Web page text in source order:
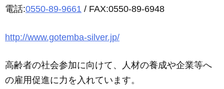
電話:0550-89-9661 / FAX:0550-89-6948
http://www.gotemba-silver.jp/
高齢者の社会参加に向けて、人材の養成や企業等へ
の雇用促進に力を入れています。